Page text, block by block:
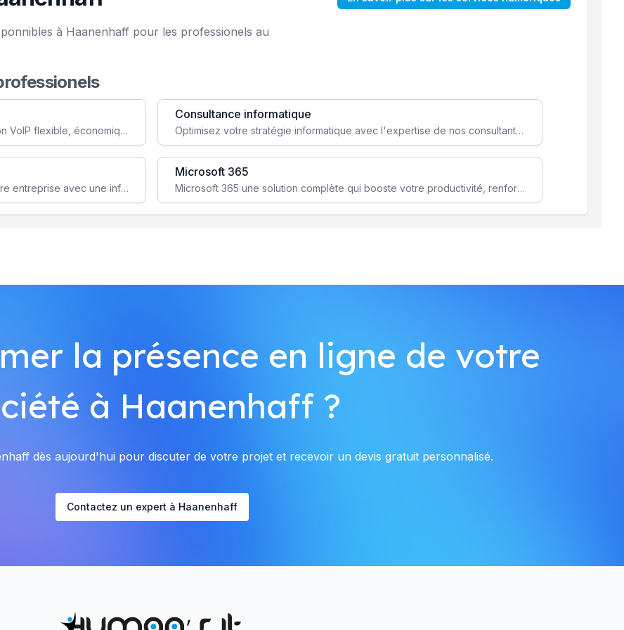
à Haanenhaff pour les professionels au
Simplifiez votre communication avec une solution VoIP flexible, économique et adaptée à vos besoins professionnels.
Consultance informatique
Optimisez votre stratégie informatique avec l'expertise de nos consultants pour améliorer votre efficacité et sécurité.
Garantissez la stabilité et la performance de votre entreprise avec une infrastructure IT sécurisée et évolutive.
Microsoft 365
Microsoft 365 une solution complète qui booste votre productivité, renforce la sécurité de vos données et facilite la collaboration.
la présence en ligne de votre
à Haanenhaff ?
dès aujourd'hui pour discuter de votre projet et recevoir un devis gratuit personnalisé.
Contactez un expert à Haanenhaff